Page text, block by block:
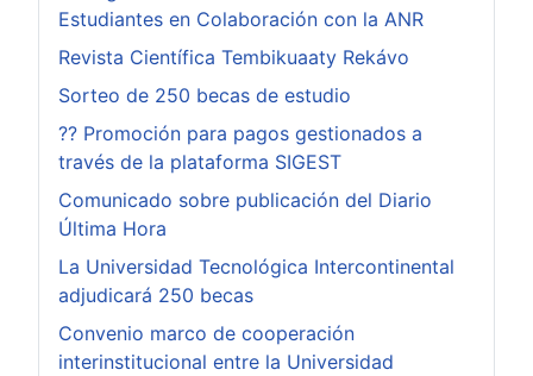
Estudiantes en Colaboración con la ANR
Revista Científica Tembikuaaty Rekávo
Sorteo de 250 becas de estudio
?? Promoción para pagos gestionados a
través de la plataforma SIGEST
Comunicado sobre publicación del Diario
Última Hora
La Universidad Tecnológica Intercontinental
adjudicará 250 becas
Convenio marco de cooperación
interinstitucional entre la Universidad